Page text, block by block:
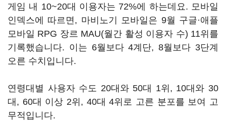
게임 내 10~20대 이용자는 72%에 하는데요. 모바일
인덱스에 따르면, 마비노기 모바일은 9월 구글·애플
모바일 RPG 장르 MAU(월간 활성 이용자 수) 11위를
기록했습니다. 이는 6월보다 4계단, 8월보다 3단계
오른 수치입니다.
연령대별 사용자 수도 20대와 50대 1위, 10대와 30
대, 60대 이상 2위, 40대 4위로 고른 분포를 보여 고
무적입니다.